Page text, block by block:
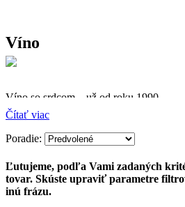
Víno
Víno so srdcom – už od roku 1990
Firma Ostrožovič je najstaršou
slovenskom Tokaji.
priniesli na slovenský trh sólo
Furmint, Lipovina a Muškát žltý
spracúvame najmodernejšími
Čítať viac
Poradie:
Ľutujeme, podľa Vami zadaných
tovar. Skúste upraviť parametre
inú frázu.